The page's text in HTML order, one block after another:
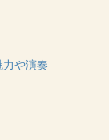
や演奏